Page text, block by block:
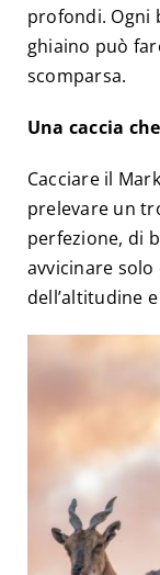
profondi. Ogni
ghiaino può
scomparsa.
Una caccia
Cacciare il
prelevare un
perfezione, di
avvicinare
dell’altitudine